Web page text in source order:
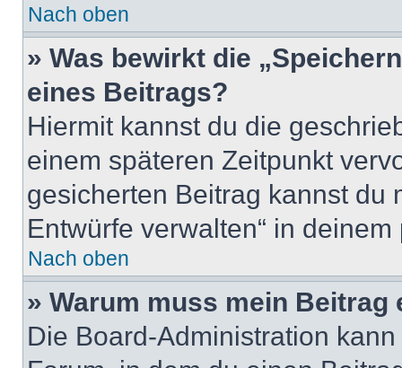
Nach oben
» Was bewirkt die
eines Beitrags?
Hiermit kannst du die
einem späteren Zeitpunkt
gesicherten Beitrag kannst du
Entwürfe verwalten“ in
Nach oben
» Warum muss mein
Die Board-Administration